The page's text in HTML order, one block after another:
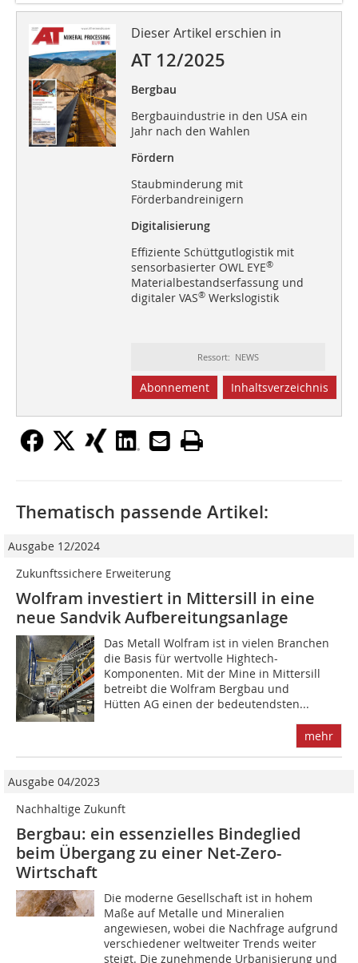
Dieser Artikel erschien in
AT 12/2025
Bergbau
Bergbauindustrie in den USA ein
Jahr nach den Wahlen
Fördern
Staubminderung mit
Förderbandreinigern
Digitalisierung
Effiziente Schüttgutlogistik mit
sensorbasierter OWL EYE®
Materialbestandserfassung und
digitaler VAS®Werkslogistik
Ressort: NEWS
Abonnement Inhaltsverzeichnis
Thematisch passende Artikel:
Ausgabe 12/2024
Zukunftssichere Erweiterung
Wolfram investiert in Mittersill in eine
neue Sandvik Aufbereitungsanlage
Das Metall Wolfram ist in vielen Branchen
die Basis für wertvolle Hightech-
Komponenten. Mit der Mine in Mittersill
betreibt die Wolfram Bergbau und
Hütten AG einen der bedeutendsten...
mehr
Ausgabe 04/2023
Nachhaltige Zukunft
Bergbau: ein essenzielles Bindeglied
beim Übergang zu einer Net-Zero-
Wirtschaft
Die moderne Gesellschaft ist in hohem
Maße auf Metalle und Mineralien
angewiesen, wobei die Nachfrage aufgrund
verschiedener weltweiter Trends weiter
steigt. Die zunehmende Urbanisierung und